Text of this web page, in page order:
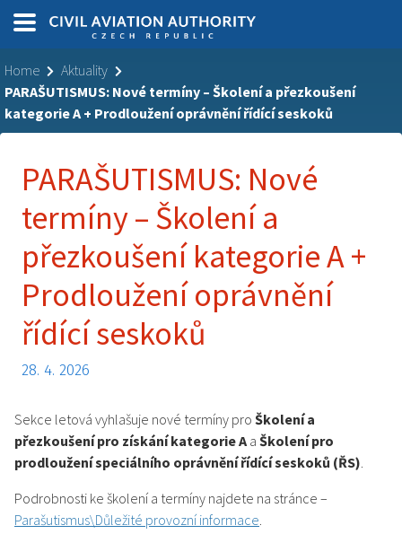
Home
Aktuality
PARAŠUTISMUS: Nové termíny – Školení a přezkoušení
kategorie A + Prodloužení oprávnění řídící seskoků
PARAŠUTISMUS: Nové
termíny – Školení a
přezkoušení kategorie A +
Prodloužení oprávnění
řídící seskoků
28. 4. 2026
Sekce letová vyhlašuje nové termíny pro Školení a
přezkoušení pro získání kategorie A a Školení pro
prodloužení speciálního oprávnění řídící seskoků (ŘS).
Podrobnosti ke školení a termíny najdete na stránce –
Parašutismus\Důležité provozní informace.